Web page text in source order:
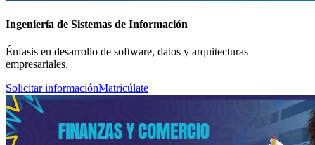
Ingeniería de Sistemas de Información
Énfasis en desarrollo de software, datos y arquitecturas
empresariales.
Solicitar informaciónMatricúlate